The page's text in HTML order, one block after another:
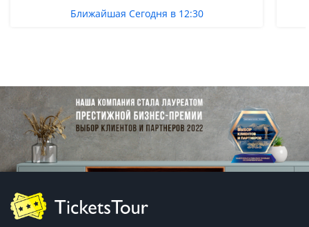
Ближайшая Сегодня в 12:30